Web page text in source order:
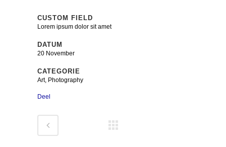
CUSTOM FIELD
Lorem ipsum dolor sit amet
DATUM
20 November
CATEGORIE
Art, Photography
Deel